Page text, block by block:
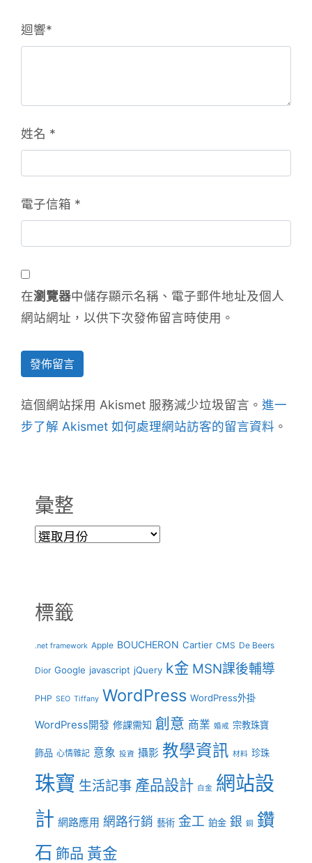
迴響*
姓名 *
電子信箱 *
在瀏覽器中儲存顯示名稱、電子郵件地址及個人
網站網址，以供下次發佈留言時使用。
這個網站採用 Akismet 服務減少垃圾留言。 進一
步了解 Akismet 如何處理網站訪客的留言資料 。
彙整
彙
標籤
.net framework Apple BOUCHERON Cartier CMS De Beers
Dior Google javascript jQuery k金 MSN課後輔導
PHP SEO Tiffany WordPress WordPress外掛
WordPress開發 修課需知 創意 商業 婚戒 宗教珠寶
飾品 心情雜記 意象 投資 攝影 教學資訊 材料 珍珠
珠寶 生活記事 產品設計 白金 網站設
計 網路應用 網路行銷 藝術 金工 鉑金 銀 銅
鑽
石 飾品 黃金